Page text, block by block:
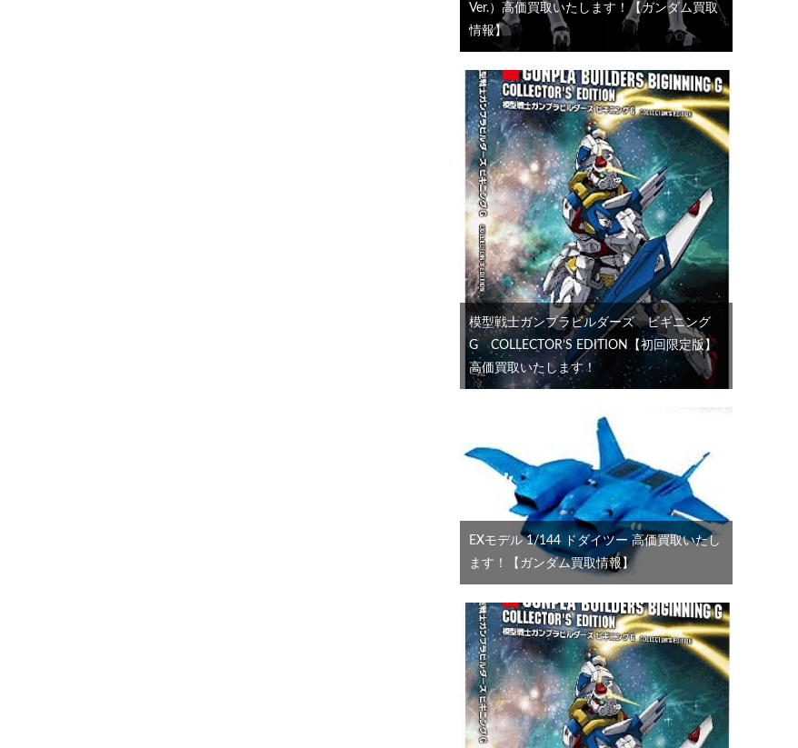
Ver.）高価買取いたします！【ガンダム買取
情報】
模型戦士ガンプラビルダーズ ビギニング
G COLLECTOR’S EDITION【初回限定版】
高価買取いたします！
EXモデル 1/144 ドダイツー 高価買取いたし
ます！【ガンダム買取情報】